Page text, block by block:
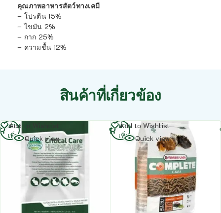
คุณภาพอาหารสัตว์ทางเคมี
– โปรตีน 15%
– ไขมัน 2%
– กาก 25%
– ความชื้น 12%
สินค้าที่เกี่ยวข้อง
Add to Wishlist
Quick view
อ่าน
เพิ่ม
Add to Wishlist
Quick view
อ่าน
เพิ่ม